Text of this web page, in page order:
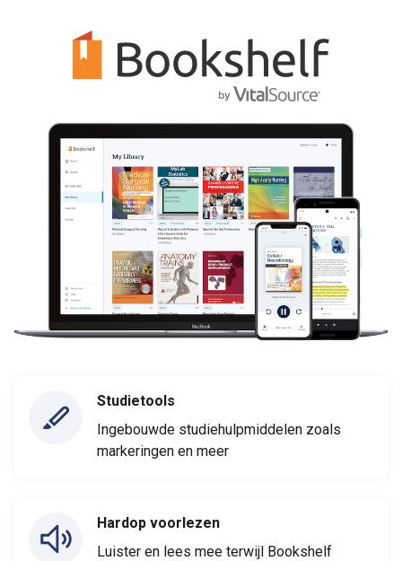
Studietools
Ingebouwde studiehulpmiddelen zoals
markeringen en meer
Hardop voorlezen
Luister en lees mee terwijl Bookshelf